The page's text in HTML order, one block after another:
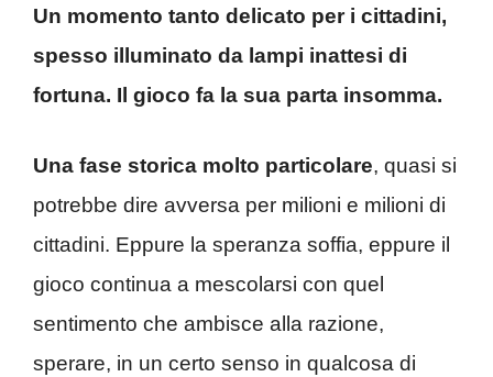
Un momento tanto delicato per i cittadini,
spesso illuminato da lampi inattesi di
fortuna. Il gioco fa la sua parta insomma.
Una fase storica molto particolare, quasi si
potrebbe dire avversa per milioni e milioni di
cittadini. Eppure la speranza soffia, eppure il
gioco continua a mescolarsi con quel
sentimento che ambisce alla razione,
sperare, in un certo senso in qualcosa di